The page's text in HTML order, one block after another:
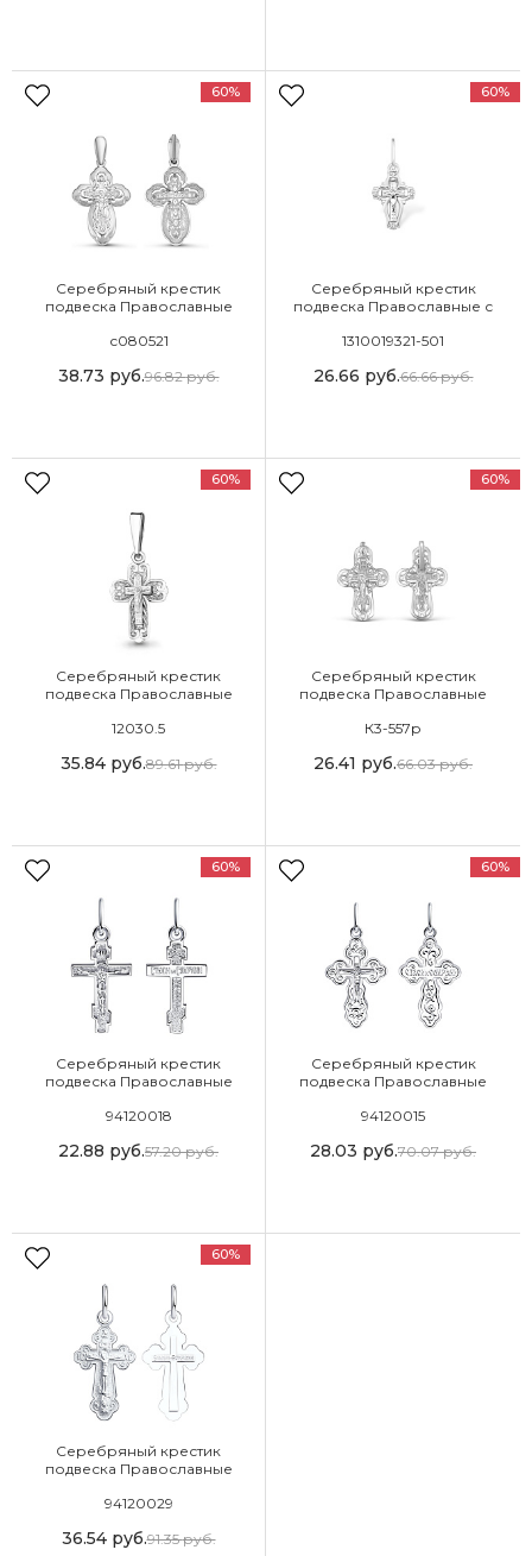
60%
Серебряный крестик
подвеска Православные
с080521
38.73 руб.96.82руб.
60%
Серебряный крестик
подвеска Православные с
1310019321-501
26.66 руб.66.66руб.
60%
Серебряный крестик
подвеска Православные
12030.5
35.84 руб.89.61руб.
60%
Серебряный крестик
подвеска Православные
К3-557р
26.41 руб.66.03руб.
60%
Серебряный крестик
подвеска Православные
94120018
22.88 руб.57.20руб.
60%
Серебряный крестик
подвеска Православные
94120015
28.03 руб.70.07руб.
60%
Серебряный крестик
подвеска Православные
94120029
36.54 руб.91.35руб.